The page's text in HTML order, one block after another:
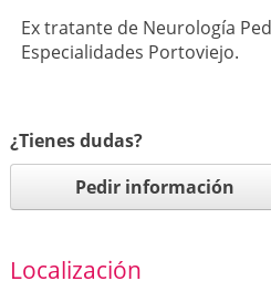
Ex tratante de Neurología
Especialidades Portoviejo.
¿Tienes dudas?
Pedir información
Localización